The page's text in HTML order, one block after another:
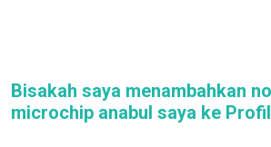
Bisakah saya menambahkan
microchip anabul saya ke